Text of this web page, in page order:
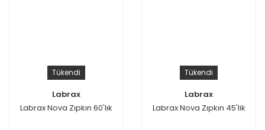
Tükendi
Labrax
Labrax Nova Zıpkın 60'lık
Tükendi
Labrax
Labrax Nova Zıpkın 45'lik